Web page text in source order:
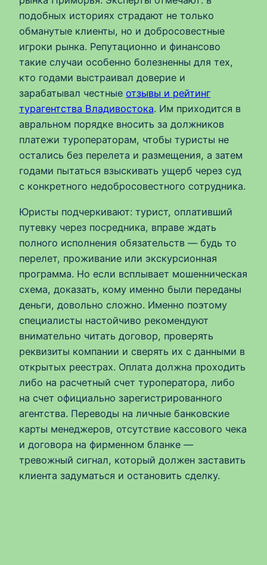
подобных историях страдают не только
обманутые клиенты, но и добросовестные
игроки рынка. Репутационно и финансово
такие случаи особенно болезненны для тех,
кто годами выстраивал доверие и
зарабатывал честные отзывы и рейтинг
турагентства Владивостока. Им приходится в
авральном порядке вносить за должников
платежи туроператорам, чтобы туристы не
остались без перелета и размещения, а затем
годами пытаться взыскивать ущерб через суд
с конкретного недобросовестного сотрудника.
Юристы подчеркивают: турист, оплативший
путевку через посредника, вправе ждать
полного исполнения обязательств — будь то
перелет, проживание или экскурсионная
программа. Но если всплывает мошенническая
схема, доказать, кому именно были переданы
деньги, довольно сложно. Именно поэтому
специалисты настойчиво рекомендуют
внимательно читать договор, проверять
реквизиты компании и сверять их с данными в
открытых реестрах. Оплата должна проходить
либо на расчетный счет туроператора, либо
на счет официально зарегистрированного
агентства. Переводы на личные банковские
карты менеджеров, отсутствие кассового чека
и договора на фирменном бланке —
тревожный сигнал, который должен заставить
клиента задуматься и остановить сделку.